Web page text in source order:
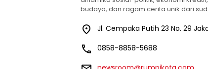
budaya, dan ragam cerita unik dari
Jl. Cempaka Putih 23 No. 29
0858-8858-5688